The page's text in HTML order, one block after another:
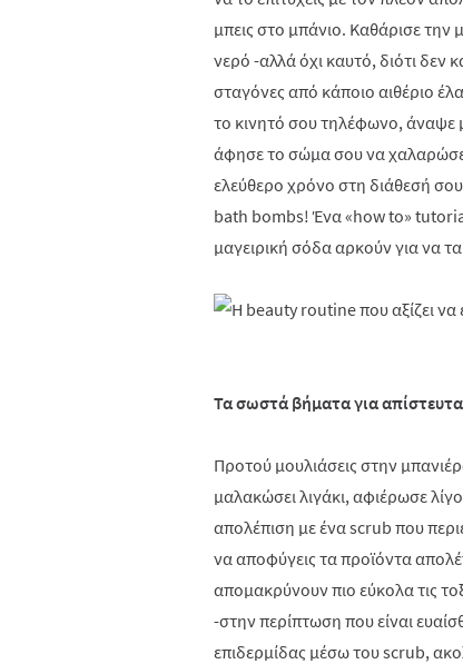
μπεις στο μπάνιο. Καθάρισε την
νερό -αλλά όχι καυτό, διότι δεν
σταγόνες από κάποιο αιθέριο
το κινητό σου τηλέφωνο, άναψε
άφησε το σώμα σου να
ελεύθερο χρόνο στη διάθεσή
bath bombs! Ένα «howto»
μαγειρική σόδα αρκούν για να
Τα σωστά βήματα για
Προτού μουλιάσεις στην
μαλακώσει λιγάκι, αφιέρωσε
απολέπιση με έναscrub που
να αποφύγεις τα προϊόντα
απομακρύνουν πιο εύκολα τις
-στην περίπτωση που είναι
επιδερμίδας μέσω τουscrub,